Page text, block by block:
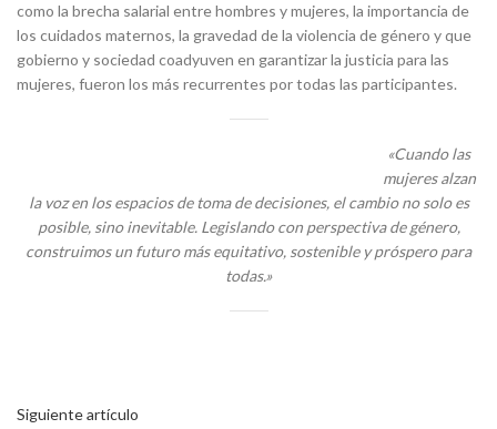
como la brecha salarial entre hombres y mujeres, la importancia de
los cuidados maternos, la gravedad de la violencia de género y que
gobierno y sociedad coadyuven en garantizar la justicia para las
mujeres, fueron los más recurrentes por todas las participantes.
«Cuando las
mujeres alzan
la voz en los espacios de toma de decisiones, el cambio no solo es
posible, sino inevitable. Legislando con perspectiva de género,
construimos un futuro más equitativo, sostenible y próspero para
todas.»
Siguiente artículo